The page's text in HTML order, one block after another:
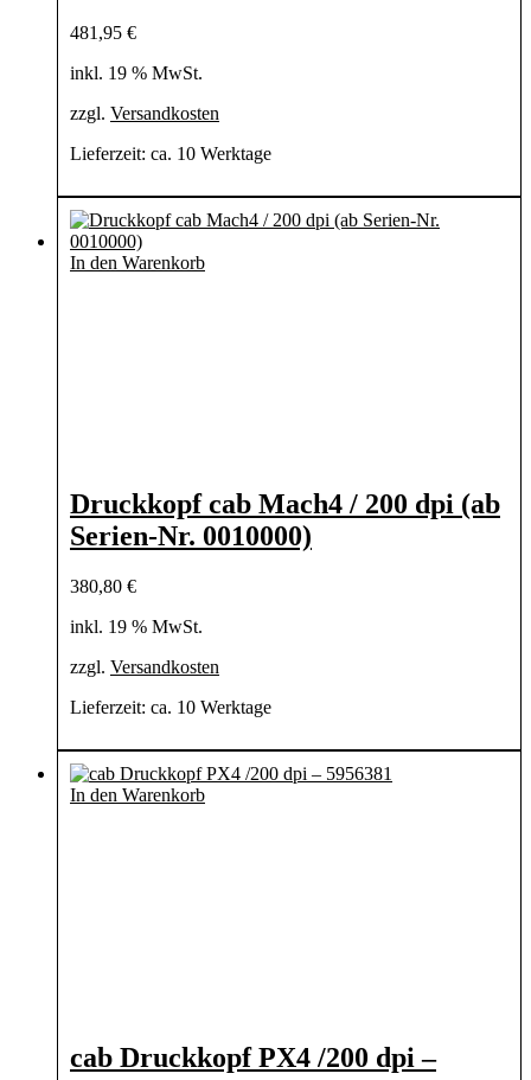
481,95 €
inkl. 19 % MwSt.
zzgl. Versandkosten
Lieferzeit: ca. 10 Werktage
In den Warenkorb
Druckkopf cab Mach4 / 200 dpi (ab
Serien-Nr. 0010000)
380,80 €
inkl. 19 % MwSt.
zzgl. Versandkosten
Lieferzeit: ca. 10 Werktage
In den Warenkorb
cab Druckkopf PX4 /200 dpi –